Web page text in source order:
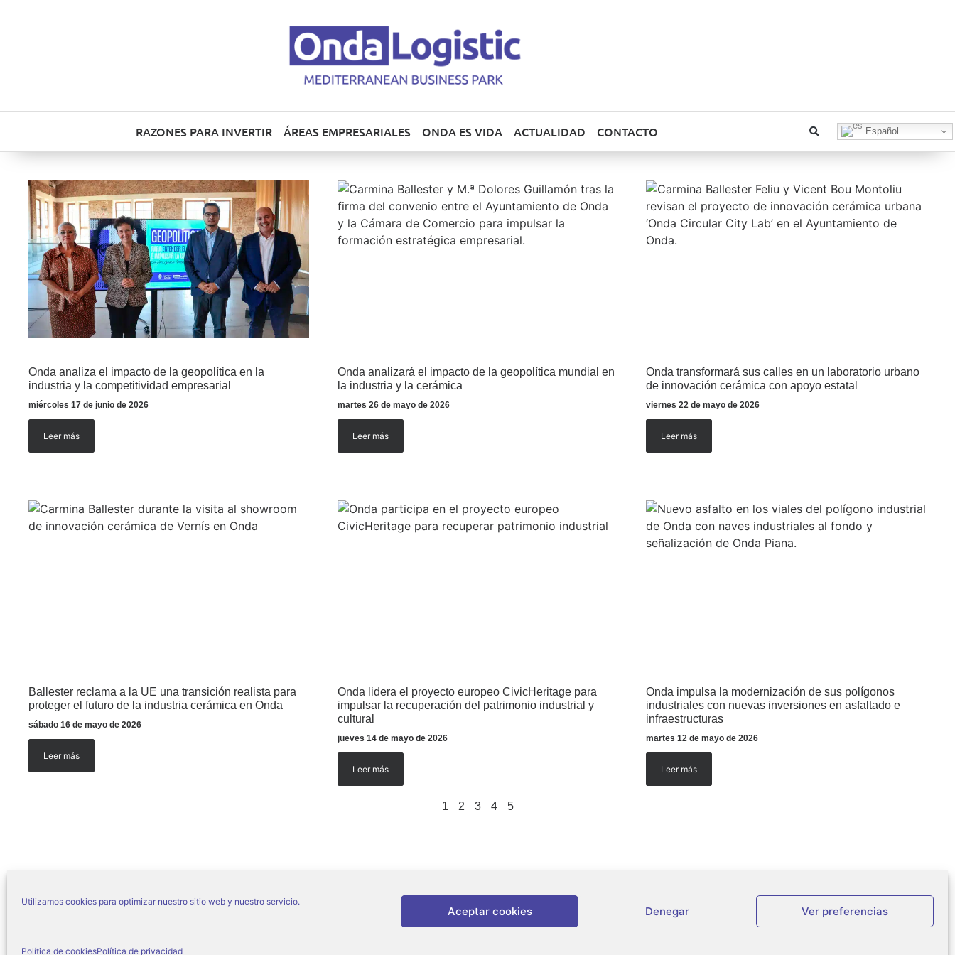
Utilizamos cookies para optimizar nuestro sitio web y nuestro servicio.
Aceptar cookies Denegar Ver preferencias
Política de cookiesPolítica de privacidad
RAZONES PARA INVERTIR ÁREAS EMPRESARIALES ONDA ES VIDA ACTUALIDAD CONTACTO Español
Onda analiza el impacto de la geopolítica en la
industria y la competitividad empresarial
miércoles 17 de junio de 2026
Leer más
Onda analizará el impacto de la geopolítica mundial en
la industria y la cerámica
martes 26 de mayo de 2026
Leer más
Onda transformará sus calles en un laboratorio urbano
de innovación cerámica con apoyo estatal
viernes 22 de mayo de 2026
Leer más
Ballester reclama a la UE una transición realista para
proteger el futuro de la industria cerámica en Onda
sábado 16 de mayo de 2026
Leer más
Onda lidera el proyecto europeo CivicHeritage para
impulsar la recuperación del patrimonio industrial y
cultural
jueves 14 de mayo de 2026
Leer más
Onda impulsa la modernización de sus polígonos
industriales con nuevas inversiones en asfaltado e
infraestructuras
martes 12 de mayo de 2026
Leer más
1 2 3 4 5
Política de privacidad|Política de cookies